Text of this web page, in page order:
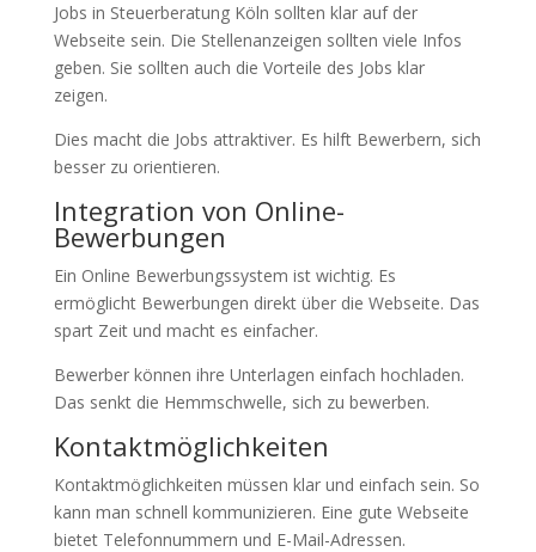
Jobs in Steuerberatung Köln sollten klar auf der
Webseite sein. Die Stellenanzeigen sollten viele Infos
geben. Sie sollten auch die Vorteile des Jobs klar
zeigen.
Dies macht die Jobs attraktiver. Es hilft Bewerbern, sich
besser zu orientieren.
Integration von Online-
Bewerbungen
Ein Online Bewerbungssystem ist wichtig. Es
ermöglicht Bewerbungen direkt über die Webseite. Das
spart Zeit und macht es einfacher.
Bewerber können ihre Unterlagen einfach hochladen.
Das senkt die Hemmschwelle, sich zu bewerben.
Kontaktmöglichkeiten
Kontaktmöglichkeiten müssen klar und einfach sein. So
kann man schnell kommunizieren. Eine gute Webseite
bietet Telefonnummern und E-Mail-Adressen.